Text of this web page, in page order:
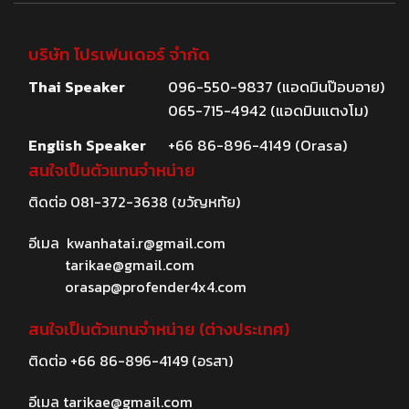
บริษัท โปรเฟนเดอร์ จำกัด
Thai Speaker
096-550-9837 (แอดมินป๊อบอาย)
065-715-4942 (แอดมินแตงโม)
English Speaker
+66 86-896-4149 (Orasa)
สนใจเป็นตัวแทนจำหน่าย
ติดต่อ 081-372-3638 (ขวัญหทัย)
อีเมล kwanhatai.r@gmail.com
tarikae@gmail.com
orasap@profender4x4.com
สนใจเป็นตัวแทนจำหน่าย (ต่างประเทศ)
ติดต่อ +66 86-896-4149(อรสา)
อีเมล tarikae@gmail.com